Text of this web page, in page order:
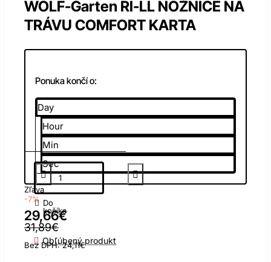
WOLF-Garten RI-LL NOŽNICE NA
TRÁVU COMFORT KARTA
Ponuka končí o:
Day
Hour
Min
Sec
Zľava
-7%
29,66€
31,89€
Bez DPH: 24,11€
Do
košíka
Obľúbený produkt